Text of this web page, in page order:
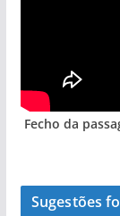
Fecho da
Sugestões